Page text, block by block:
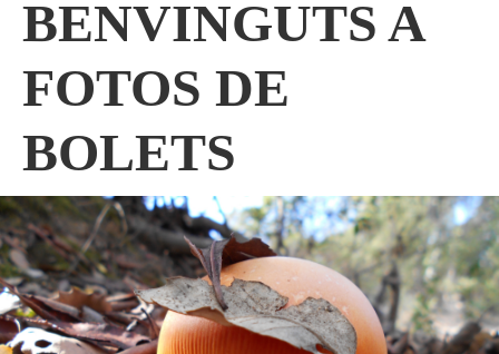
BENVINGUTS A
FOTOS DE
BOLETS